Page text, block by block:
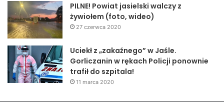
PILNE! Powiat jasielski walczy z
żywiołem (foto, wideo)
27 czerwca 2020
Uciekł z „zakaźnego” w Jaśle.
Gorliczanin w rękach Policji ponownie
trafił do szpitala!
11 marca 2020